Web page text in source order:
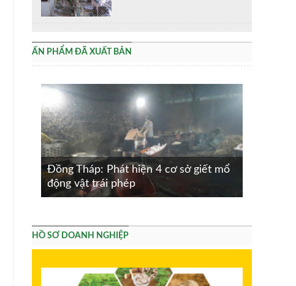
ẤN PHẨM ĐÃ XUẤT BẢN
Đồng Tháp: Phát hiện 4 cơ sở giết mổ
động vật trái phép
HỒ SƠ DOANH NGHIỆP